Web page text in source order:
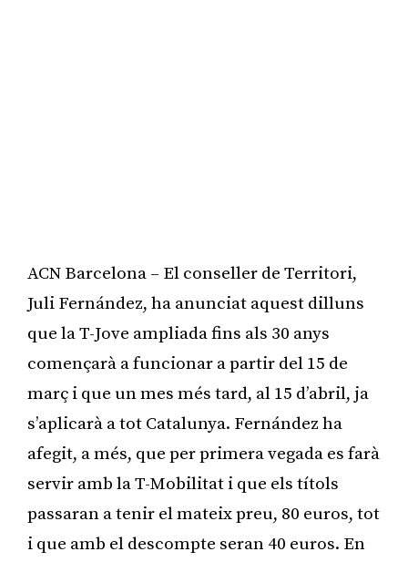
ACN Barcelona – El conseller de Territori,
Juli Fernández, ha anunciat aquest dilluns
que la T-Jove ampliada fins als 30 anys
començarà a funcionar a partir del 15 de
març i que un mes més tard, al 15 d’abril, ja
s’aplicarà a tot Catalunya. Fernández ha
afegit, a més, que per primera vegada es farà
servir amb la T-Mobilitat i que els títols
passaran a tenir el mateix preu, 80 euros, tot
i que amb el descompte seran 40 euros. En